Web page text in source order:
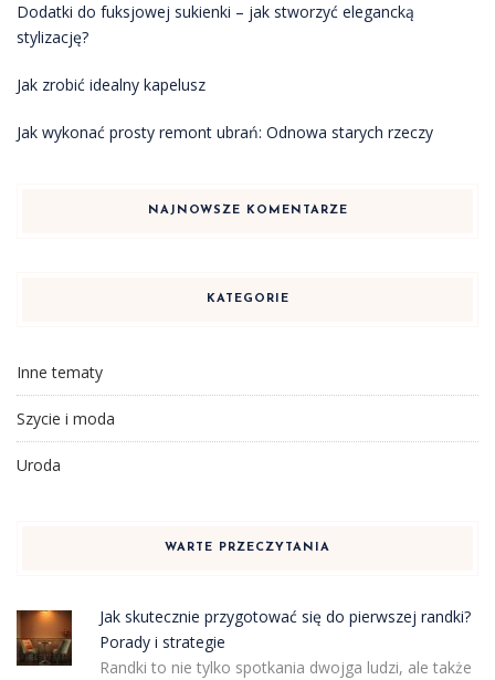
Dodatki do fuksjowej sukienki – jak stworzyć elegancką
stylizację?
Jak zrobić idealny kapelusz
Jak wykonać prosty remont ubrań: Odnowa starych rzeczy
NAJNOWSZE KOMENTARZE
KATEGORIE
Inne tematy
Szycie i moda
Uroda
WARTE PRZECZYTANIA
Jak skutecznie przygotować się do pierwszej randki?
Porady i strategie
Randki to nie tylko spotkania dwojga ludzi, ale także